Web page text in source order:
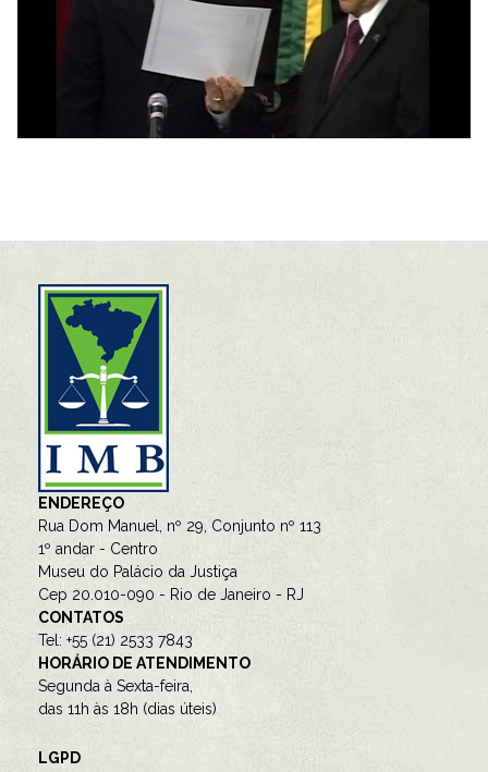
ENDEREÇO
Rua Dom Manuel, nº 29, Conjunto nº 113
1º andar - Centro
Museu do Palácio da Justiça
Cep 20.010-090 - Rio de Janeiro - RJ
CONTATOS
Tel: +55 (21) 2533 7843
HORÁRIO DE ATENDIMENTO
Segunda à Sexta-feira,
das 11h às 18h (dias úteis)
LGPD